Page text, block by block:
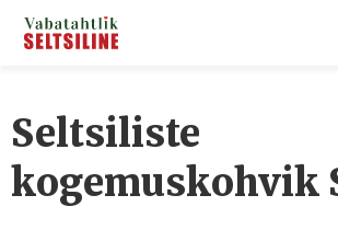
Seltsiliste
kogemuskohvik